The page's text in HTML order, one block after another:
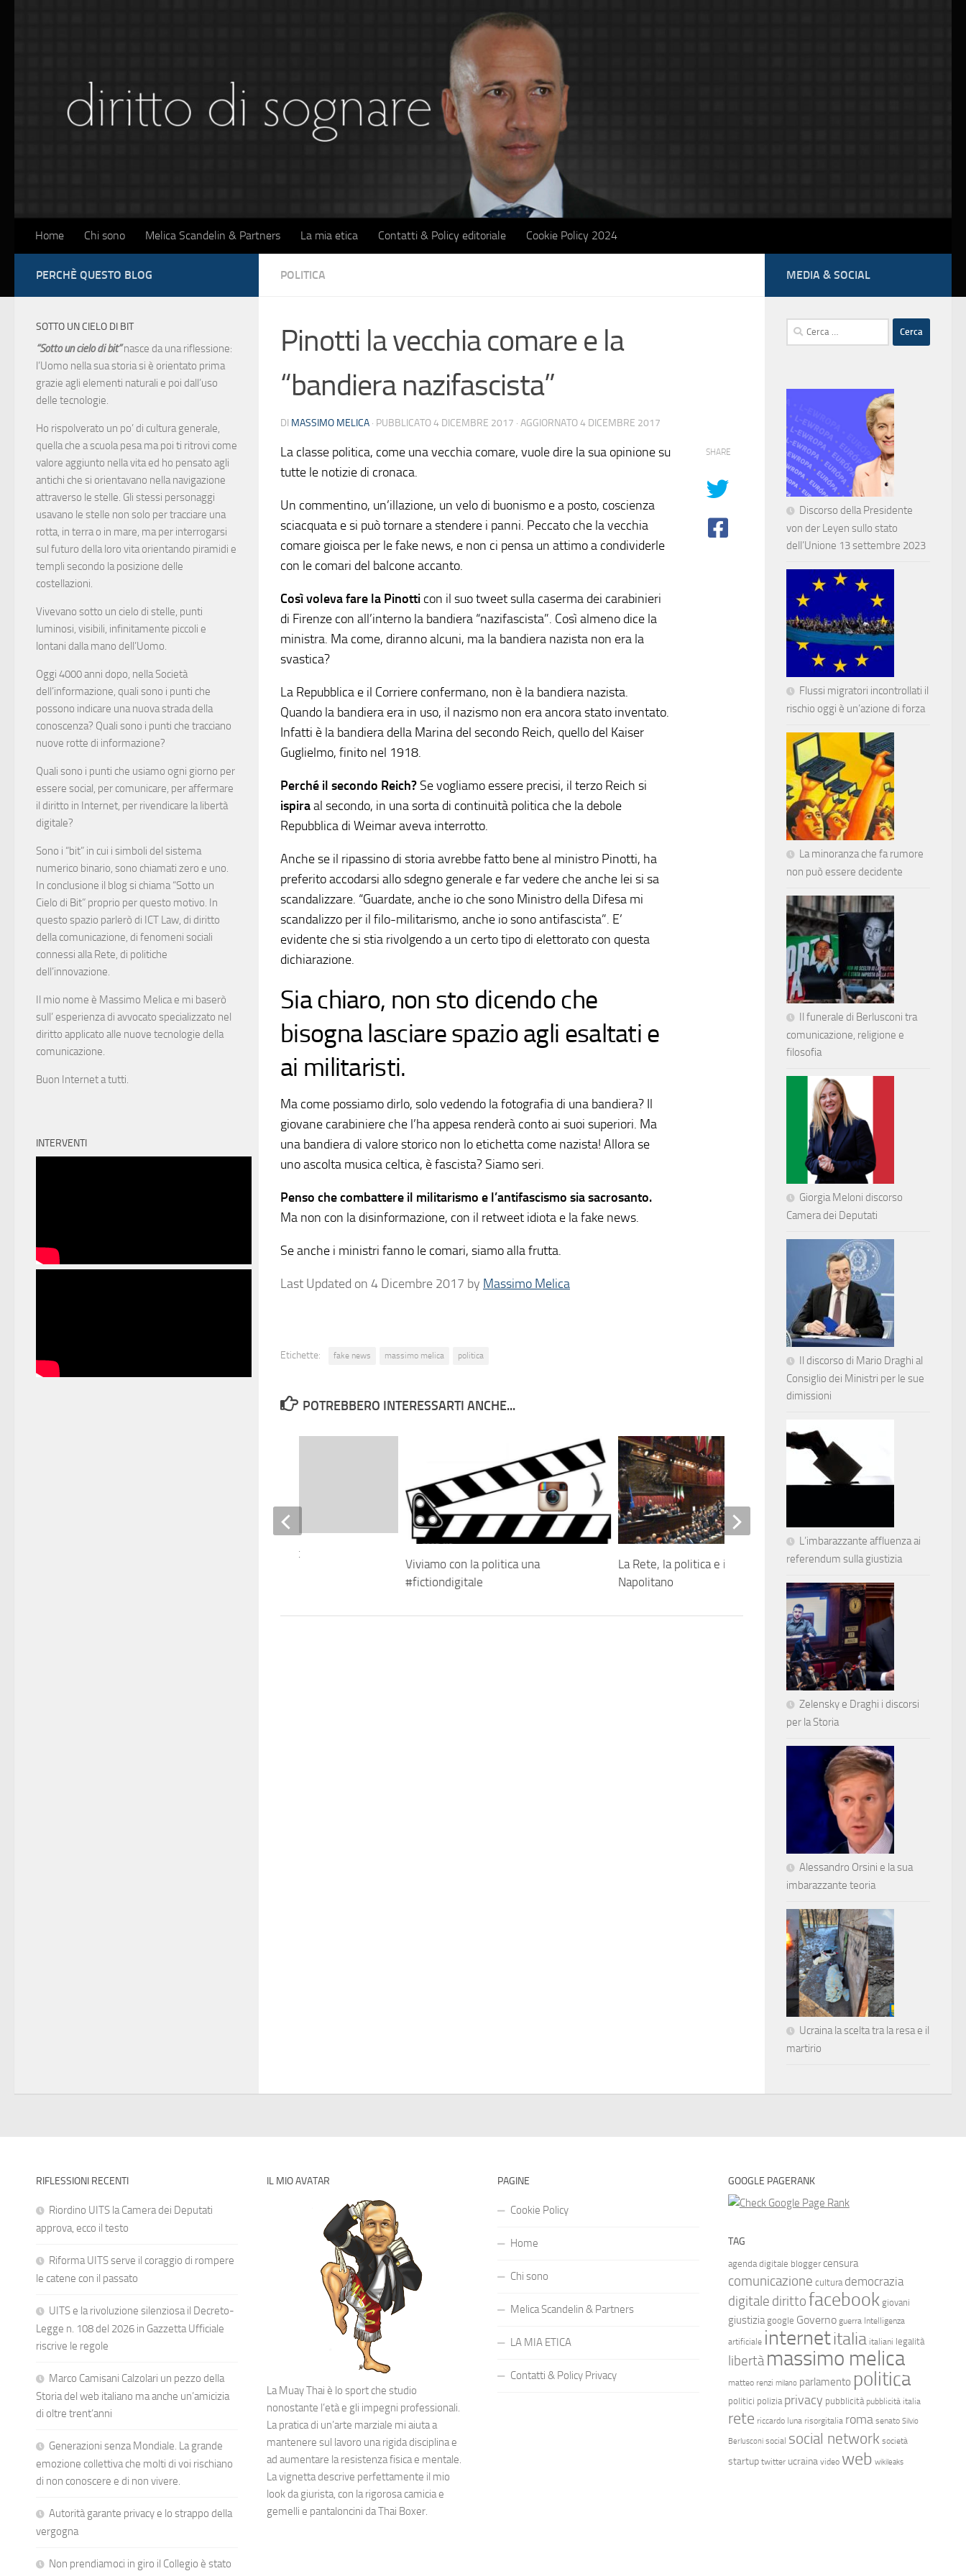
Home Chi sono Melica Scandelin & Partners La mia etica Contatti & Policy editoriale Cookie Policy 2024
POLITICA
Pinotti la vecchia comare e la
“bandiera nazifascista”
DI MASSIMO MELICA · PUBBLICATO4 DICEMBRE 2017 · AGGIORNATO4 DICEMBRE 2017
La classe politica, come una vecchia comare, vuole dire la sua opinione su
tutte le notizie di cronaca.
Un commentino, un’illazione, un velo di buonismo e a posto, coscienza
sciacquata e si può tornare a stendere i panni. Peccato che la vecchia
comare gioisca per le fake news, e non ci pensa un attimo a condividerle
con le comari del balcone accanto.
Così voleva fare la Pinotti con il suo tweet sulla caserma dei carabinieri
di Firenze con all’interno la bandiera “nazifascista”. Così almeno dice la
ministra. Ma come, diranno alcuni, ma la bandiera nazista non era la
svastica?
La Repubblica e il Corriere confermano, non è la bandiera nazista.
Quando la bandiera era in uso, il nazismo non era ancora stato inventato.
Infatti è la bandiera della Marina del secondo Reich, quello del Kaiser
Guglielmo, finito nel 1918.
Perché il secondo Reich? Se vogliamo essere precisi, il terzo Reich si
ispiraal secondo, in una sorta di continuità politica che la debole
Repubblica di Weimar aveva interrotto.
Anche se il ripassino di storia avrebbe fatto bene al ministro Pinotti, ha
preferito accodarsi allo sdegno generale e far vedere che anche lei si sa
scandalizzare. “Guardate, anche io che sono Ministro della Difesa mi
scandalizzo per il filo-militarismo, anche io sono antifascista”. E’
evidente che si stia rivolgendo a un certo tipo di elettorato con questa
dichiarazione.
Sia chiaro, non sto dicendo che
bisogna lasciare spazio agli esaltati e
ai militaristi.
Ma come possiamo dirlo, solo vedendo la fotografia di una bandiera? Il
giovane carabiniere che l’ha appesa renderà conto ai suoi superiori. Ma
una bandiera di valore storico non lo etichetta come nazista! Allora se
uno ascolta musica celtica, è fascista? Siamo seri.
Penso che combattere il militarismo e l’antifascismo sia sacrosanto.
Ma non con la disinformazione, con il retweet idiota e la fake news.
Se anche i ministri fanno le comari, siamo alla frutta.
Last Updated on 4 Dicembre 2017 by Massimo Melica
SHARE
Etichette: fake news massimo melica politica
POTREBBERO INTERESSARTI ANCHE...
Viviamo con la politica una
#fictiondigitale
La Rete, la politica e il Presidente
Napolitano
E’ morta la Sig.ra N.D.
I due volti di Internet
PERCHÈ QUESTO BLOG
SOTTO UN CIELO DI BIT
“Sotto un cielo di bit”nasce da una riflessione:
l’Uomo nella sua storia si è orientato prima
grazie agli elementi naturali e poi dall’uso
delle tecnologie.
Ho rispolverato un po’ di cultura generale,
quella che a scuola pesa ma poi ti ritrovi come
valore aggiunto nella vita ed ho pensato agli
antichi che si orientavano nella navigazione
attraverso le stelle. Gli stessi personaggi
usavano le stelle non solo per tracciare una
rotta, in terra o in mare, ma per interrogarsi
sul futuro della loro vita orientando piramidi e
templi secondo la posizione delle
costellazioni.
Vivevano sotto un cielo di stelle, punti
luminosi, visibili, infinitamente piccoli e
lontani dalla mano dell’Uomo.
Oggi 4000 anni dopo, nella Società
dell’informazione, quali sono i punti che
possono indicare una nuova strada della
conoscenza? Quali sono i punti che tracciano
nuove rotte di informazione?
Quali sono i punti che usiamo ogni giorno per
essere social, per comunicare, per affermare
il diritto in Internet, per rivendicare la libertà
digitale?
Sono i “bit” in cui i simboli del sistema
numerico binario, sono chiamati zero e uno.
In conclusione il blog si chiama “Sotto un
Cielo di Bit” proprio per questo motivo. In
questo spazio parlerò di ICT Law, di diritto
della comunicazione, di fenomeni sociali
connessi alla Rete, di politiche
dell’innovazione.
Il mio nome è Massimo Melica e mi baserò
sull’ esperienza di avvocato specializzato nel
diritto applicato alle nuove tecnologie della
comunicazione.
Buon Internet a tutti.
INTERVENTI
MEDIA & SOCIAL
Ricerca
per:
Discorso della Presidente
von der Leyen sullo stato
dell’Unione 13 settembre 2023
Flussi migratori incontrollati il
rischio oggi è un’azione di forza
La minoranza che fa rumore
non può essere decidente
Il funerale di Berlusconi tra
comunicazione, religione e
filosofia
Giorgia Meloni discorso
Camera dei Deputati
Il discorso di Mario Draghi al
Consiglio dei Ministri per le sue
dimissioni
L’imbarazzante affluenza ai
referendum sulla giustizia
Zelensky e Draghi i discorsi
per la Storia
Alessandro Orsini e la sua
imbarazzante teoria
Ucraina la scelta tra la resa e il
martirio
RIFLESSIONI RECENTI
Riordino UITS la Camera dei Deputati
approva, ecco il testo
Riforma UITS serve il coraggio di rompere
le catene con il passato
UITS e la rivoluzione silenziosa il Decreto-
Legge n. 108 del 2026 in Gazzetta Ufficiale
riscrive le regole
Marco Camisani Calzolari un pezzo della
Storia del web italiano ma anche un’amicizia
di oltre trent’anni
Generazioni senza Mondiale. La grande
emozione collettiva che molti di voi rischiano
di non conoscere e di non vivere.
Autorità garante privacy e lo strappo della
vergogna
Non prendiamoci in giro il Collegio è stato
IL MIO AVATAR
La Muay Thai è lo sport che studio
nonostante l’età e gli impegni professionali.
La pratica di un’arte marziale mi aiuta a
mantenere sul lavoro una rigida disciplina e
ad aumentare la resistenza fisica e mentale.
La vignetta descrive perfettamente il mio
look da giurista, con la rigorosa camicia e
gemelli e pantaloncini da Thai Boxer.
PAGINE
Cookie Policy
Home
Chi sono
Melica Scandelin & Partners
LA MIA ETICA
Contatti & Policy Privacy
GOOGLE PAGERANK
TAG
agenda digitale blogger censura
comunicazione cultura democrazia
digitale dirittofacebook giovani
giustizia google Governo guerra Intelligenza
artificiale internetitalia italiani legalità
libertà massimo melica
matteo renzi milano parlamento politica
politici polizia privacy pubblicità pubblicità italia
rete riccardo luna risorgitalia roma senato Silvio
Berlusconi social social network società
startup twitter ucraina video web wikileaks